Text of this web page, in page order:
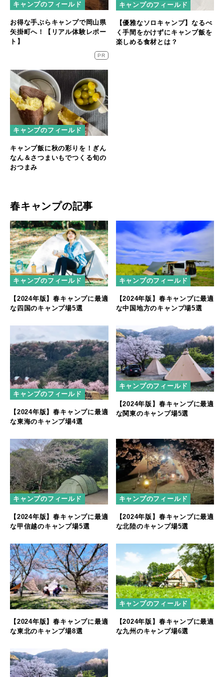
キャンプのフィールド
お得な手ぶらキャンプで岡山県
矢掛町へ！【リアル体験レポー
ト】
PR
キャンプのフィールド
【優雅なソロキャンプ】なるべ
く手間をかけずにキャンプ飯を
楽しめる食材とは？
キャンプのフィールド
キャンプ飯に秋の彩りを！ぎん
なん＆さつまいもでつくる旬の
おつまみ
春キャンプの記事
キャンプのフィールド
【2024年版】春キャンプに最適
な四国のキャンプ場5選
キャンプのフィールド
【2024年版】春キャンプに最適
な中国地方のキャンプ場5選
キャンプのフィールド
【2024年版】春キャンプに最適
な東海のキャンプ場4選
キャンプのフィールド
【2024年版】春キャンプに最適
な関東のキャンプ場5選
キャンプのフィールド
【2024年版】春キャンプに最適
な甲信越のキャンプ場5選
キャンプのフィールド
【2024年版】春キャンプに最適
な北陸のキャンプ場5選
【2024年版】春キャンプに最適
な東北のキャンプ場8選
キャンプのフィールド
【2024年版】春キャンプに最適
な九州のキャンプ場6選